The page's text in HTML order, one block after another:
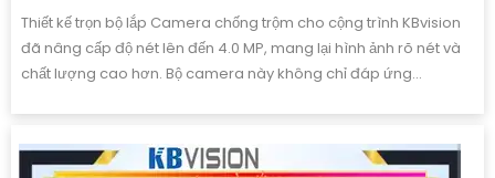
Thiết kế trọn bộ lắp Camera chống trộm cho cộng trình KBvision
đã nâng cấp độ nét lên đến 4.0 MP, mang lại hình ảnh rõ nét và
chất lượng cao hơn. Bộ camera này không chỉ đáp ứng...